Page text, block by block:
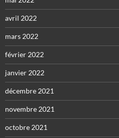
avril 2022
mars 2022
février 2022
janvier 2022
décembre 2021
novembre 2021
octobre 2021